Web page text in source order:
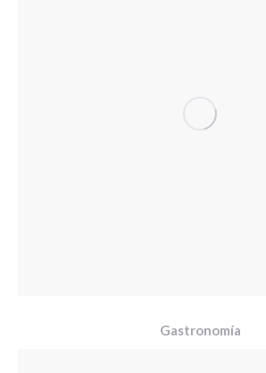
Gastronomía